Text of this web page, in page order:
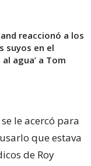
reaccionó a los
suyos en el
al agua’ a Tom
le acercó para
que estava
de Roy